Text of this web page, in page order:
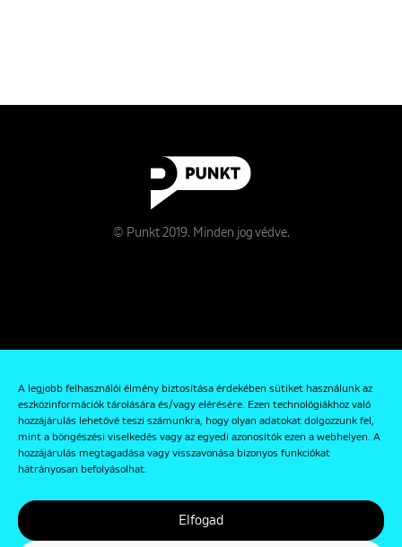
A legjobb felhasználói élmény biztosítása érdekében sütiket használunk az
eszközinformációk tárolására és/vagy elérésére. Ezen technológiákhoz való
hozzájárulás lehetővé teszi számunkra, hogy olyan adatokat dolgozzunk fel,
mint a böngészési viselkedés vagy az egyedi azonosítók ezen a webhelyen. A
hozzájárulás megtagadása vagy visszavonása bizonyos funkciókat
hátrányosan befolyásolhat.
Elfogad
© Punkt 2019. Minden jog védve.
Kapcsolat
Adatkezelési és Adatvédelmi Szabályzat